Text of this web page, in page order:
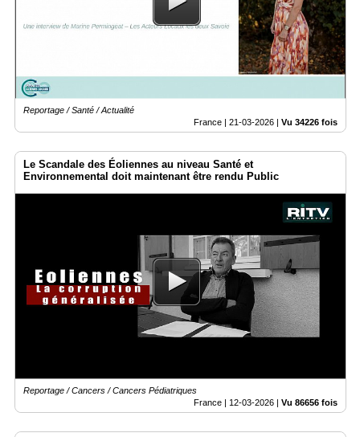
Reportage / Santé / Actualité
France | 21-03-2026 | Vu 34226 fois
Le Scandale des Éoliennes au niveau Santé et
Environnemental doit maintenant être rendu Public
Reportage / Cancers / Cancers Pédiatriques
France | 12-03-2026 Vu 86656 fois